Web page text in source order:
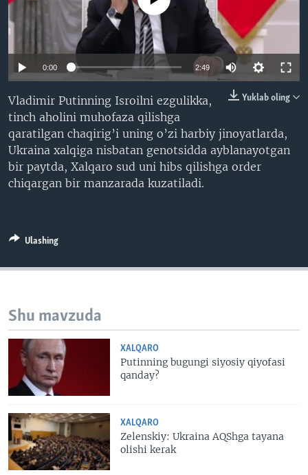
XABARLAR SURATLARDA
ODNOKLASSNIKI
TELEGRAM
0:00 2:49
Yuklab oling
Vladimir Putinning Isroilni ezgulikka,
tinch aholini muhofaza qilishga
qaratilgan chaqirig’i uning o’zi harbiy jinoyatlarda,
Ukraina xalqiga nisbatan genotsidda ayblanayotgan
bir paytda, Xalqaro sud uni hibs qilishga order
chiqargan bir manzarada kuzatiladi.
Ulashing
Shu mavzuda
XALQARO
Putinning bugungi siyosiy qiyofasi
qanday?
XALQARO
Zelenskiy: Ukraina AQShga tayana
olishi kerak